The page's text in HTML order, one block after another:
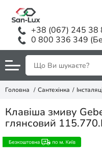
+38 (067) 245 38
0 800 336 349
Головна Сантехінка
Клавіша змиву
глянсовий